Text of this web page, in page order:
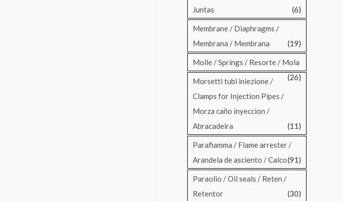
Juntas
(6)
Membrane / Diaphragms /
Membrana / Membrana
(19)
Molle / Springs / Resorte / Mola
(26)
Morsetti tubi iniezione /
Clamps for Injection Pipes /
Morza caño inyeccion /
Abracadeira
(11)
Parafiamma / Flame arrester /
Arandela de asciento / Calco(91)
Paraolio / Oil seals / Reten /
Retentor
(30)